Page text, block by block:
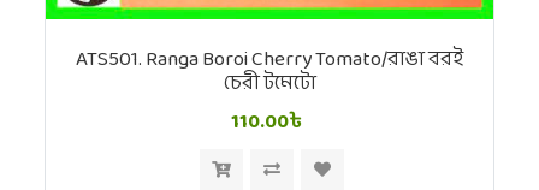
ATS501. Ranga Boroi Cherry Tomato/রাঙা বরই
চেরী টমেটো
110.00৳